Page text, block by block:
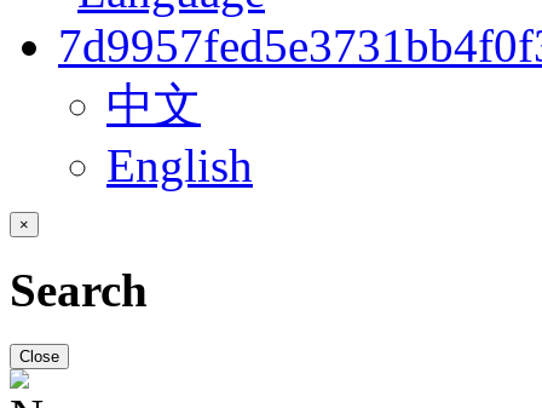
中文
English
×
Search
Close